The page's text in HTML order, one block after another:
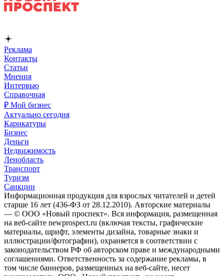
Реклама
Контакты
Статьи
Мнения
Интервью
Справочная
₽ Мой бизнес
Актуально сегодня
Карикатуры
Бизнес
Деньги
Недвижимость
Ленобласть
Транспорт
Туризм
Санкции
Информационная продукция для взрослых читателей и детей
старше 16 лет (436-ФЗ от 28.12.2010). Авторские материалы
— © ООО «Новый проспект». Вся информация, размещенная
на веб-сайте newprospect.ru (включая тексты, графические
материалы, шрифт, элементы дизайна, товарные знаки и
иллюстрации/фотографии), охраняется в соответствии с
законодательством РФ об авторском праве и международными
соглашениями. Ответственность за содержание рекламы, в
том числе баннеров, размещенных на веб-сайте, несет